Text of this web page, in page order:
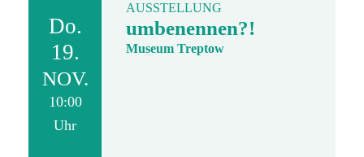
Do.
19.
NOV.
10:00
Uhr
AUSSTELLUNG
umbenennen?!
Museum Treptow